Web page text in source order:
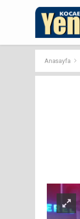
Anasayfa